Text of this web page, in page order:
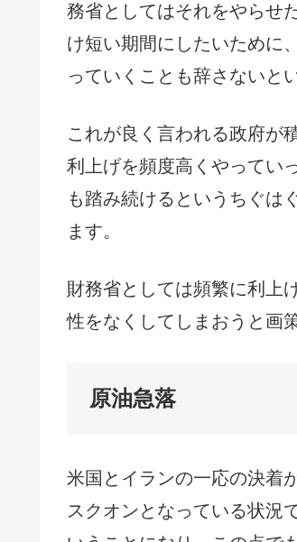
務省としてはそれをやらせ
け短い期間にしたいために
っていくことも辞さないと
これが良く言われる政府が
利上げを頻度高くやってい
も踏み続けるというちぐは
ます。
財務省としては頻繁に利上
性をなくしてしまおうと画
原油急落
米国とイランの一応の決着
スクオンとなっている状況